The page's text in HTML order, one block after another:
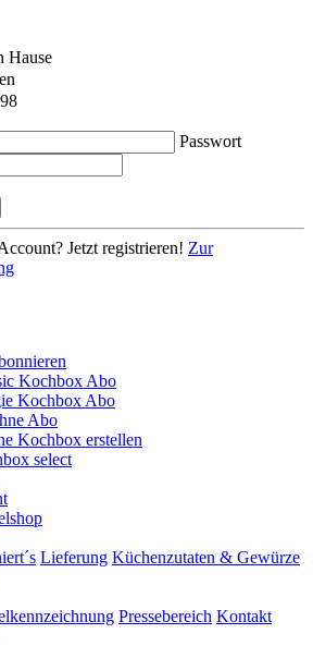
Hause
Passwort
Jetzt registrieren! Zur
Kochbox Abo
Kochbox Abo
Abo
Kochbox erstellen
select
Lieferung Küchenzutaten & Gewürze
Pressebereich Kontakt